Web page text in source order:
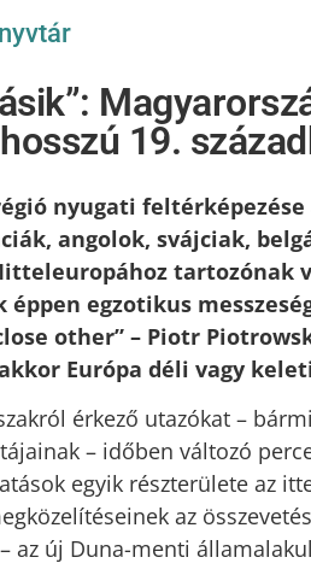
19.
nyugati
angolok, svájciak,
tartozónak
éppen egzotikus
other” – Piotr
Európa déli vagy
érkező utazókat –
tájainak – időben változó
egyik részterülete az
az
az új Duna-menti